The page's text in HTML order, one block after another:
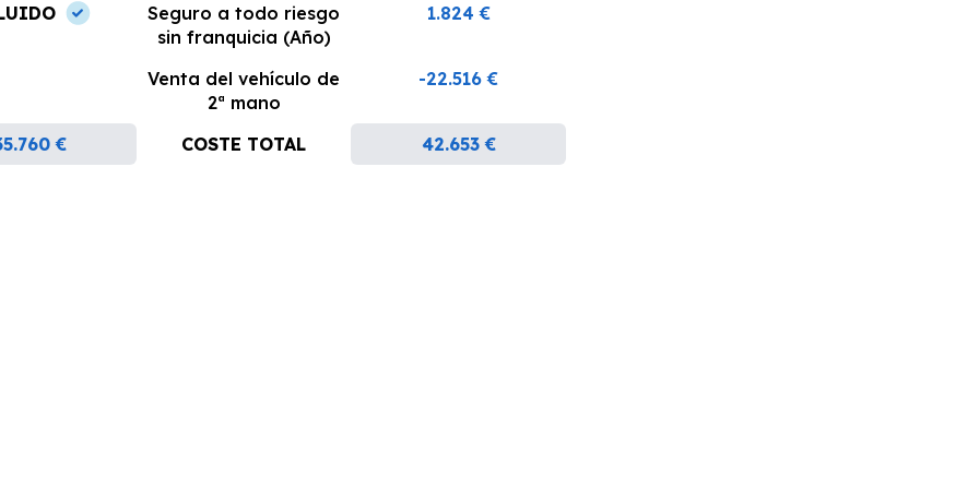
Seguro a todo riesgo
sin franquicia (Año)
1.824 €
Venta del vehículo de
2ª mano
-22.516 €
€ COSTE TOTAL 42.653 €